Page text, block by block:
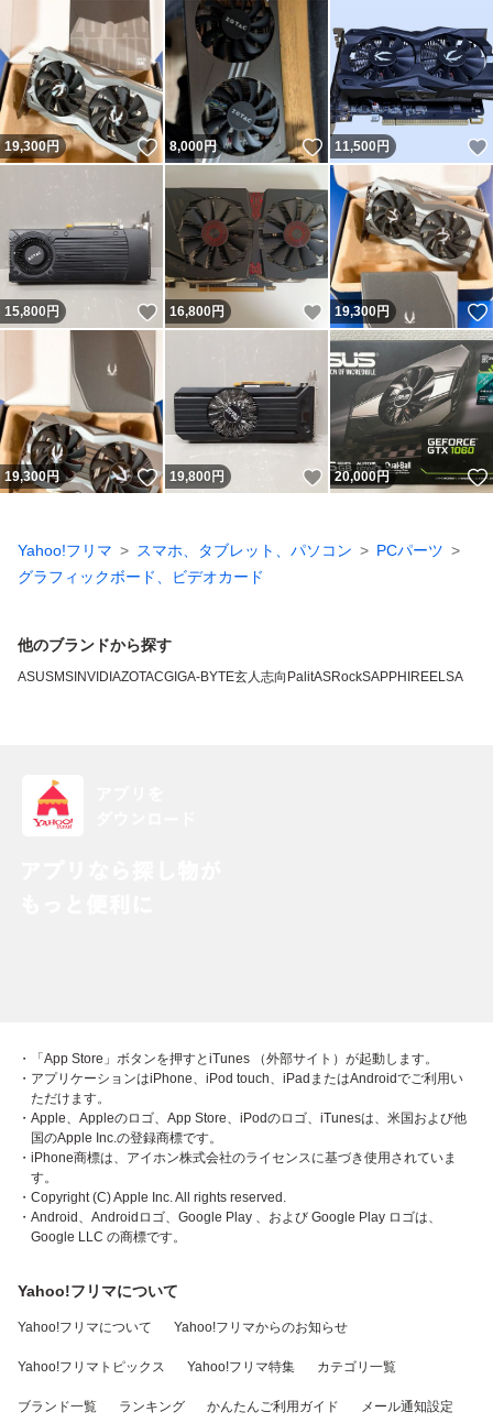
19,300円 いいね！
8,000円 いいね！
11,500円
15,800円 いいね！
16,800円 いいね！
19,300円
19,300円 いいね！
19,800円 いいね！
20,000円
Yahoo!フリマ スマホ、タブレット、パソコン
PCパーツ
グラフィックボード、ビデオカード
他のブランドから探す
ASUSMSI NVIDIAZOTACGIGA-BYTE玄人志向 PalitASRockSAPPHIREELSA
・「App Store」ボタンを押すとiTunes （外部サイト）が起動します。
・アプリケーションはiPhone、iPod touch、iPadまたはAndroidでご利用い
ただけます。
・Apple、Appleのロゴ、App Store、iPodのロゴ、iTunesは、米国および他
国のApple Inc.の登録商標です。
・iPhone商標は、アイホン株式会社のライセンスに基づき使用されていま
す。
・Copyright (C) Apple Inc. All rights reserved.
・Android、Androidロゴ、Google Play 、および Google Play ロゴは、
Google LLC の商標です。
Yahoo!フリマについて
Yahoo!フリマについて Yahoo!フリマからのお知らせ
Yahoo!フリマトピックス Yahoo!フリマ特集 カテゴリ一覧
ブランド一覧 ランキング かんたんご利用ガイド メール通知設定